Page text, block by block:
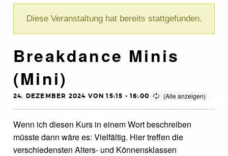
Diese Veranstaltung hat bereits stattgefunden.
Breakdance Minis
(Mini)
24. DEZEMBER 2024 VON 15:15 -16:00
Wenn ich diesen Kurs in einem Wort beschreiben
müsste dann wäre es: Vielfältig. Hier treffen die
verschiedensten Alters- und Könnensklassen